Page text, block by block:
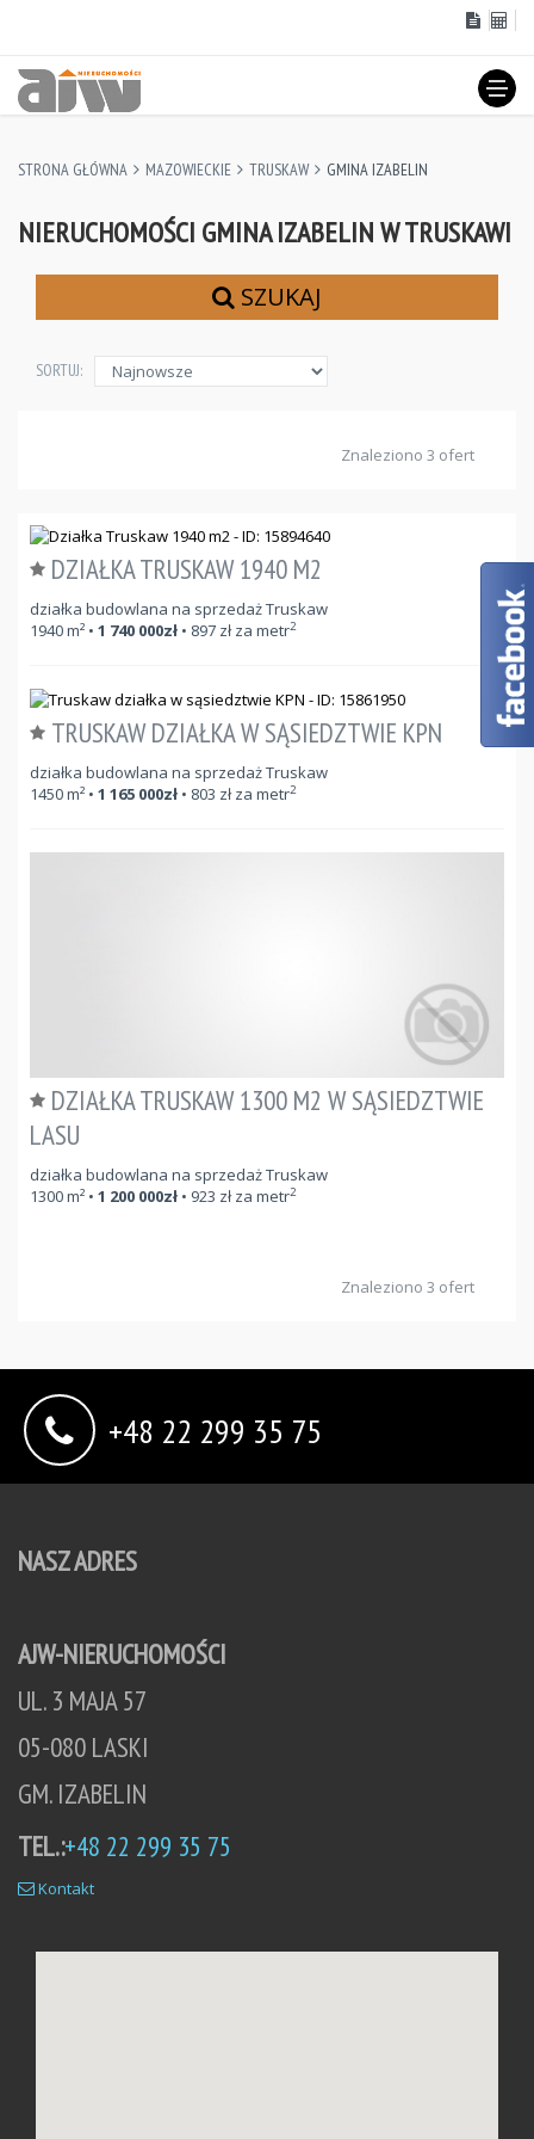
STRONA GŁÓWNA MAZOWIECKIE TRUSKAW GMINA IZABELIN
NIERUCHOMOŚCI GMINA IZABELIN W TRUSKAWI
SZUKAJ
SORTUJ:
Znaleziono 3 ofert
DZIAŁKA TRUSKAW 1940 M2
działka budowlana na sprzedaż Truskaw
1940m² • 1 740 000zł • 897 zł za metr2
TRUSKAW DZIAŁKA W SĄSIEDZTWIE KPN
działka budowlana na sprzedaż Truskaw
1450m² • 1 165 000zł • 803 zł za metr2
DZIAŁKA TRUSKAW 1300 M2 W SĄSIEDZTWIE
LASU
działka budowlana na sprzedaż Truskaw
1300m² • 1 200 000zł • 923 zł za metr2
Znaleziono 3 ofert
+48 22 299 35 75
NASZ ADRES
AJW-NIERUCHOMOŚCI
UL. 3 MAJA 57
05-080 LASKI
GM. IZABELIN
TEL.:+48 22 299 35 75
Kontakt